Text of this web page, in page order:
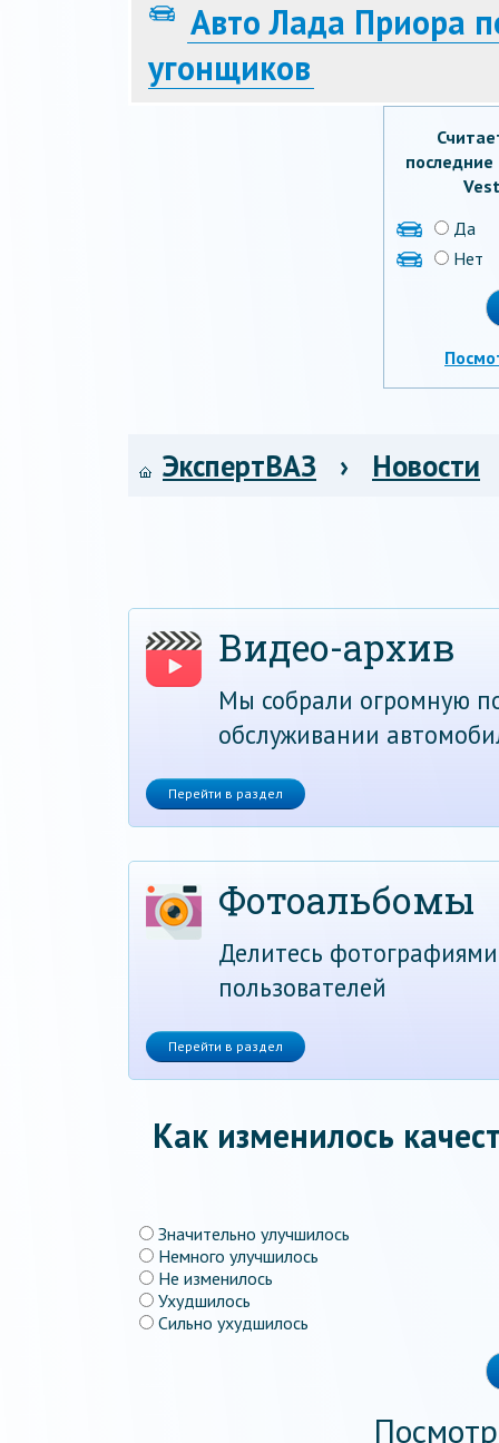
Авто Лада Приора
угонщиков
Да
Нет
ЭкспертВАЗ › Новости
Видео-архив
Мы собрали огромную
обслуживании
Перейти в раздел
Фотоальбомы
Делитесь
пользователей
Перейти в раздел
Как изменилось
Значительно улучшилось
Немного улучшилось
Не изменилось
Ухудшилось
Сильно ухудшилось